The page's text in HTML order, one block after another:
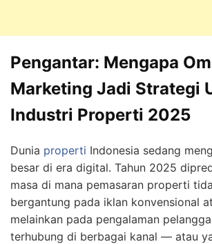
Pengantar: Mengapa
Marketing Jadi Strategi
Industri Properti 2025
Dunia properti Indonesia sedang
besar di era digital. Tahun 2025
masa di mana pemasaran properti
bergantung pada iklan konvensional
melainkan pada pengalaman
terhubung di berbagai kanal — atau